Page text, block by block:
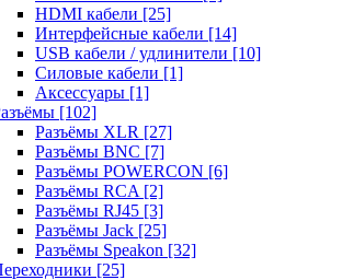
HDMI кабели [25]
Интерфейсные кабели [14]
USB кабели / удлинители [10]
Силовые кабели [1]
Аксессуары [1]
[102]
Разъёмы XLR [27]
Разъёмы BNC [7]
Разъёмы POWERCON [6]
Разъёмы RCA [2]
Разъёмы RJ45 [3]
Разъёмы Jack [25]
Разъёмы Speakon [32]
[25]